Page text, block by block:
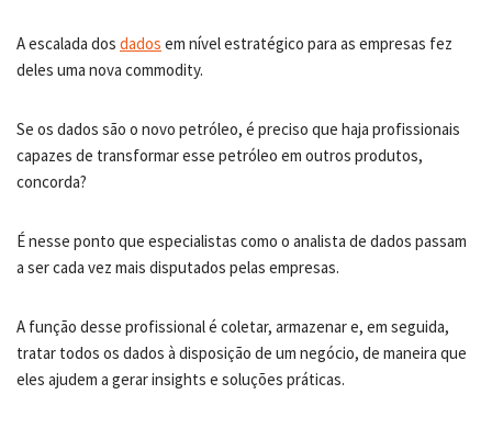
A escalada dos dados em nível estratégico para as empresas fez
deles uma nova commodity.
Se os dados são o novo petróleo, é preciso que haja profissionais
capazes de transformar esse petróleo em outros produtos,
concorda?
É nesse ponto que especialistas como o analista de dados passam
a ser cada vez mais disputados pelas empresas.
A função desse profissional é coletar, armazenar e, em seguida,
tratar todos os dados à disposição de um negócio, de maneira que
eles ajudem a gerar insights e soluções práticas.